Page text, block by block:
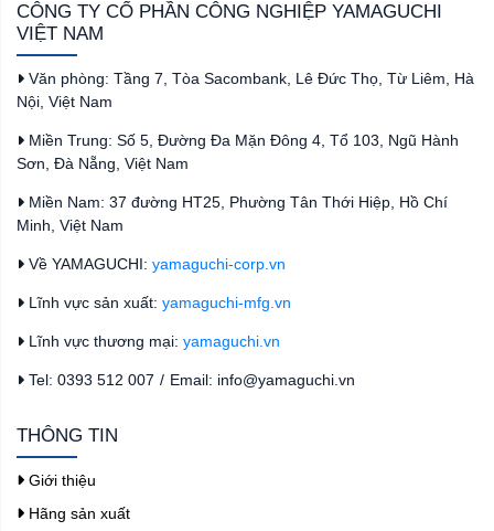
CÔNG TY CỔ PHẦN CÔNG NGHIỆP YAMAGUCHI
VIỆT NAM
Văn phòng: Tầng 7, Tòa Sacombank, Lê Đức Thọ, Từ Liêm, Hà
Nội, Việt Nam
Miền Trung: Số 5, Đường Đa Mặn Đông 4, Tổ 103, Ngũ Hành
Sơn, Đà Nẵng, Việt Nam
Miền Nam: 37 đường HT25, Phường Tân Thới Hiệp, Hồ Chí
Minh, Việt Nam
Về YAMAGUCHI: yamaguchi-corp.vn
Lĩnh vực sản xuất: yamaguchi-mfg.vn
Lĩnh vực thương mại: yamaguchi.vn
Tel: 0393 512 007 / Email: info@yamaguchi.vn
THÔNG TIN
Giới thiệu
Hãng sản xuất